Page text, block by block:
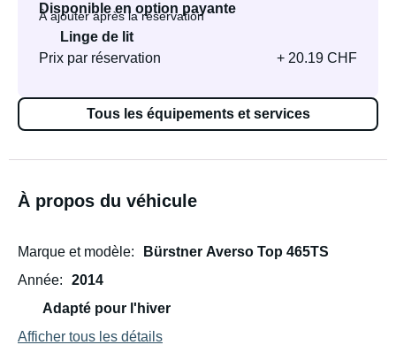
Disponible en option payante
À ajouter après la réservation
Linge de lit
Prix par réservation
+ 20.19 CHF
Tous les équipements et services
À propos du véhicule
Marque et modèle
Bürstner Averso Top 465TS
Année
2014
Adapté pour l'hiver
Afficher tous les détails